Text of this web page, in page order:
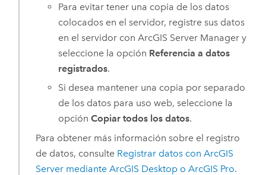
Para evitar tener una copia de los datos
colocados en el servidor, registre sus datos
en el servidor conArcGIS Server Manager y
seleccione la opción Referencia a datos
registrados.
Si desea mantener una copia por separado
de los datos para uso web, seleccione la
opciónCopiar todos los datos.
Para obtener más información sobre el registro
de datos, consulte Registrar datos con ArcGIS
Servermediante ArcGIS Desktopo ArcGIS Pro.